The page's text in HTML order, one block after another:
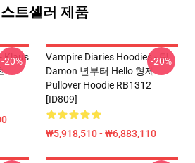
트셀러 제품
Klaus
-20%
Vampire Diaries Hoodies - 팀
Damon 년부터 Hello 형제
Pullover Hoodie RB1312
[ID809]
₩5,918,510 - ₩6,883,110
-20%